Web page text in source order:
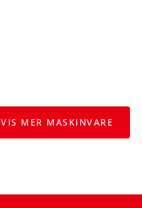
VIS MER MASKINVARE